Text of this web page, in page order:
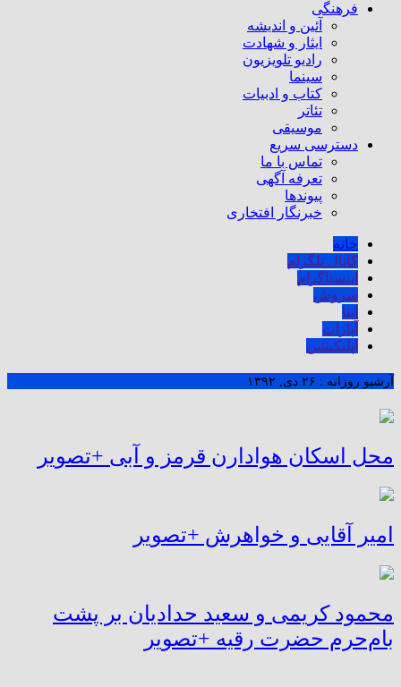
فرهنگی
آئین و اندیشه
ایثار و شهادت
رادیو تلویزیون
سینما
کتاب و ادبیات
تئاتر
موسیقی
دسترسی سریع
تماس با ما
تعرفه آگهی
پیوندها
خبرنگار افتخاری
خانه
کانال تلگرام
اینستاگرام
سروش
ایتا
آپارات
اپلیکیشن
آرشیو روزانه : ۲۶ دی, ۱۳۹۲
محل اسکان هوادارن قرمز و آبی +تصویر
امیر آقایی و خواهرش +تصویر
محمود کریمی و سعید حدادیان بر پشت‌
بام‌حرم‌ حضرت‌ رقیه +تصویر